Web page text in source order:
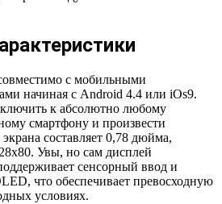
с мобильными
начиная с Android 4.4 или iOs9.
к абсолютно любому
смартфону и произвести
составляет 0,78 дюйма,
Увы, но сам дисплей
сенсорный ввод и
что обеспечивает превосходную
условиях.